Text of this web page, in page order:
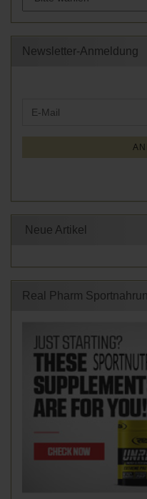
Newsletter-Anmeldung
ZUR
E-
Neue Artikel
Real Pharm